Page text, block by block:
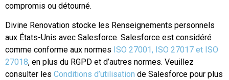
compromis ou détourné.
Divine Renovation stocke les Renseignements personnels
aux États-Unis avec Salesforce. Salesforce est considéré
comme conforme aux normes ISO 27001, ISO 27017 et ISO
27018, en plus du RGPD et d’autres normes. Veuillez
consulter les Conditions d’utilisation de Salesforce pour plus